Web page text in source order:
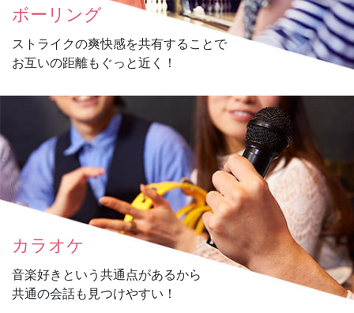
ボーリング
ストライクの爽快感を共有することで
お互いの距離もぐっと近く！
カラオケ
音楽好きという共通点があるから
共通の会話も見つけやすい！